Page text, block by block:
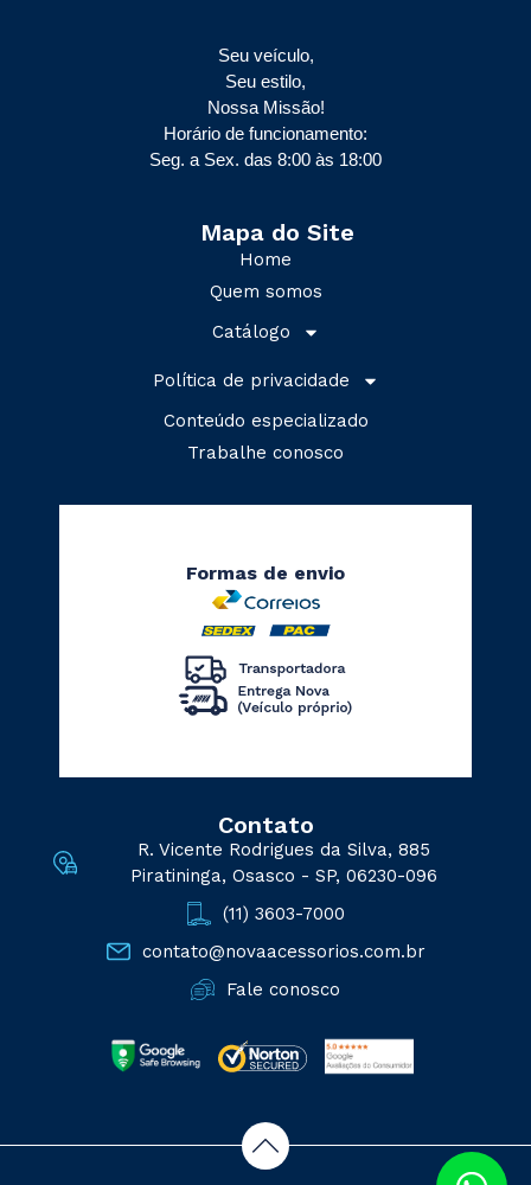
Seu veículo,
Seu estilo,
Nossa Missão!
Horário de funcionamento:
Seg. a Sex. das 8:00 às 18:00
Mapa do Site
Home
Quem somos
Catálogo
Política de privacidade
Conteúdo especializado
Trabalhe conosco
Formas de envio
Contato
R. Vicente Rodrigues da Silva, 885
Piratininga, Osasco - SP, 06230-096
(11) 3603-7000
contato@novaacessorios.com.br
Fale conosco